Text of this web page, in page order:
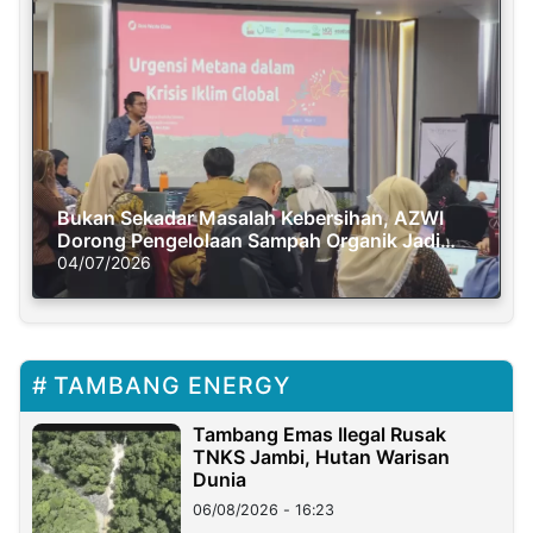
Bukan Sekadar Masalah Kebersihan, AZWI
Dorong Pengelolaan Sampah Organik Jadi
Solusi Krisis Iklim
04/07/2026
TAMBANG ENERGY
Tambang Emas Ilegal Rusak
TNKS Jambi, Hutan Warisan
Dunia
06/08/2026 - 16:23